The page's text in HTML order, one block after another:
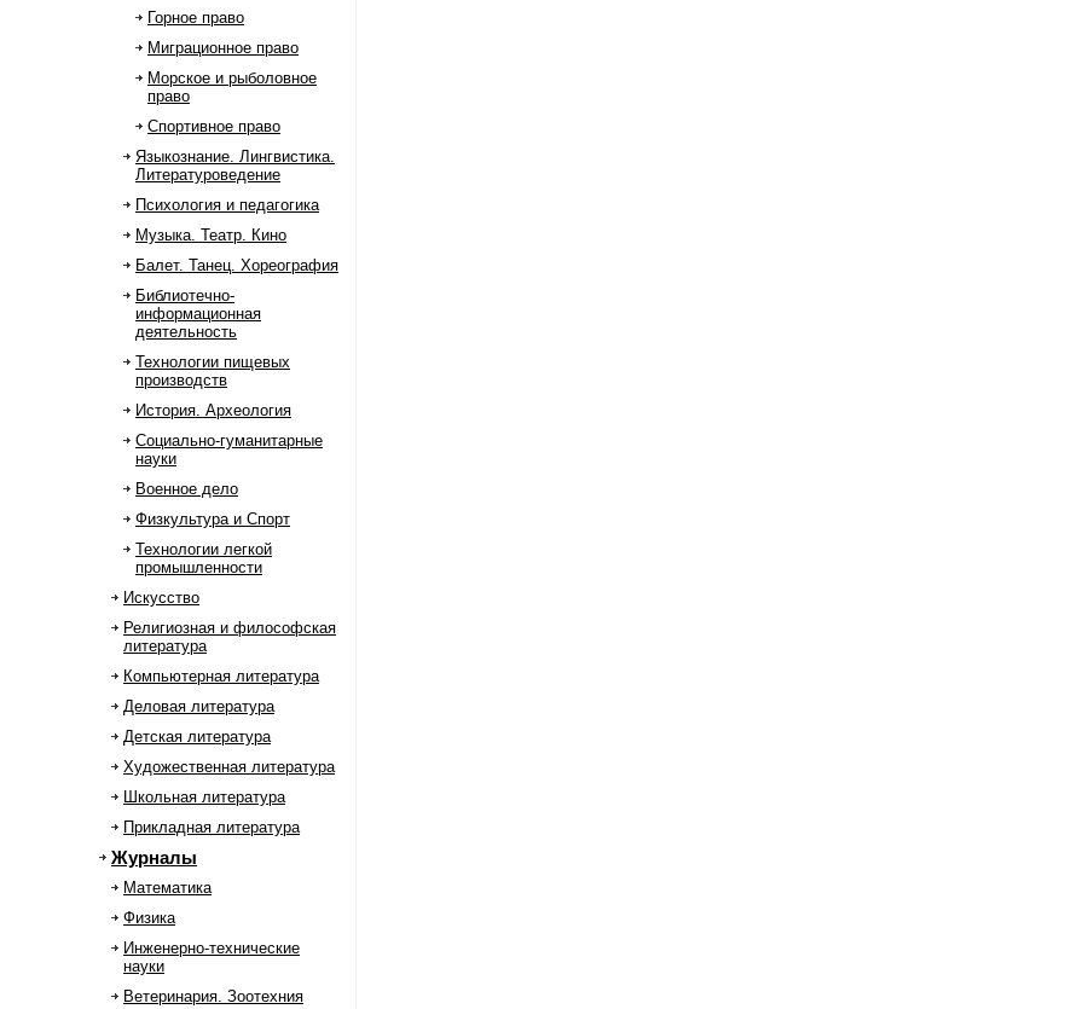
Горное право
Миграционное право
Морское и рыболовное
право
Спортивное право
Языкознание. Лингвистика.
Литературоведение
Психология и педагогика
Музыка. Театр. Кино
Балет. Танец. Хореография
Библиотечно-
информационная
деятельность
Технологии пищевых
производств
История. Археология
Социально-гуманитарные
науки
Военное дело
Физкультура и Спорт
Технологии легкой
промышленности
Искусство
Религиозная и философская
литература
Компьютерная литература
Деловая литература
Детская литература
Художественная литература
Школьная литература
Прикладная литература
Журналы
Математика
Физика
Инженерно-технические
науки
Ветеринария. Зоотехния